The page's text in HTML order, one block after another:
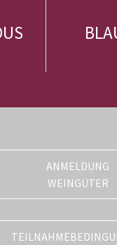
ANMELDUNG
WEINGÜTER